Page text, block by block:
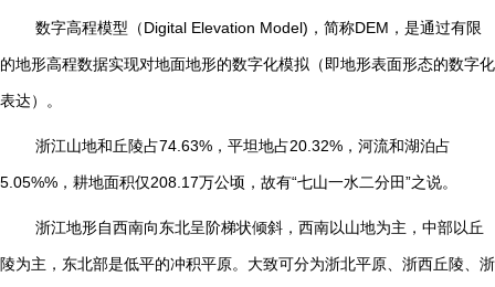
数字高程模型（Digital Elevation Model) ，简称DEM ，是通过有限
的地形高程数据实现对地面地形的数字化模拟（即地形表面形态的数字化
表达）。
浙江山地和丘陵占74.63%，平坦地占20.32%，河流和湖泊占
5.05%%，耕地面积仅208.17万公顷，故有“七山一水二分田”之说。
浙江地形自西南向东北呈阶梯状倾斜，西南以山地为主，中部以丘
陵为主，东北部是低平的冲积平原。大致可分为浙北平原、浙西丘陵、浙